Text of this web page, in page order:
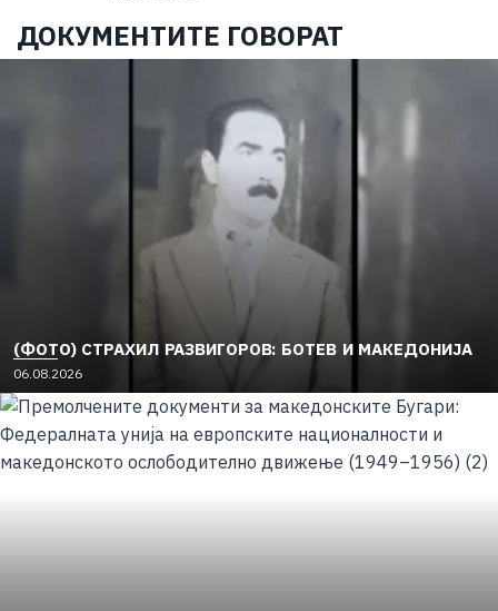
ДОКУМЕНТИТЕ ГОВОРАТ
(ФОТО) СТРАХИЛ РАЗВИГОРОВ: БОТЕВ И МАКЕДОНИЈА
06.08.2026